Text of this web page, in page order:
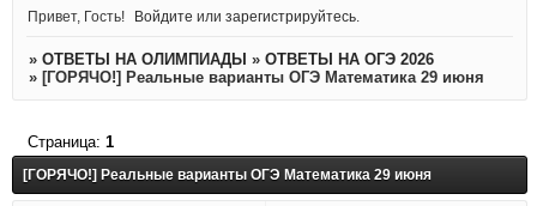
Привет, Гость! Войдите илизарегистрируйтесь
» ОТВЕТЫ НА ОЛИМПИАДЫ » ОТВЕТЫ НА ОГЭ 2026
» [ГОРЯЧО!] Реальные варианты ОГЭ Математика 29 июня
[ГОРЯЧО!] Реальные варианты ОГЭ Математика 29 июня
Страница: 1